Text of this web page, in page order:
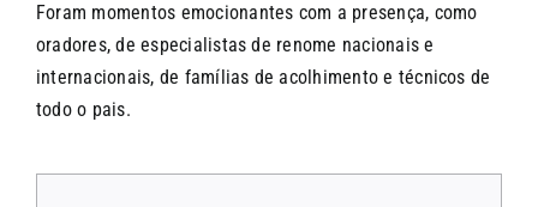
Foram momentos emocionantes com a presença, como
oradores, de especialistas de renome nacionais e
internacionais, de famílias de acolhimento e técnicos de
todo o pais.